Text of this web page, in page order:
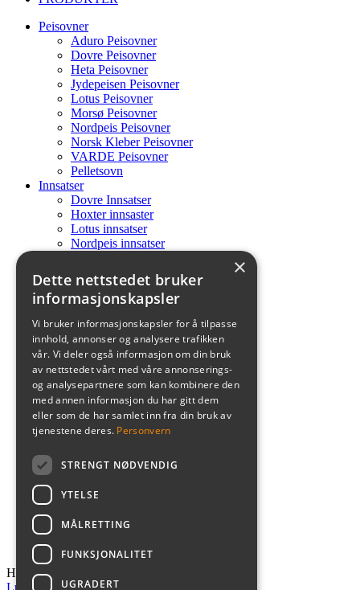
Peisovner
Aduro Peisovner
Dovre Peisovner
Heta Peisovner
Jydepeisen Peisovner
Lotus Peisovner
Morsø Peisovner
Nordpeis Peisovner
Norsk Kleber Peisovner
VARDE Peisovner
Pelletsovn
Innsatser
Dovre Innsatser
Hoxter innsaster
Lotus innsatser
Nordpeis innsatser
Elementpeiser
Lotus Elementpeiser
Nordpeis Elementpeiser
Biopeis
Uteprodukter
Gasspeis
Peis med vannkappe
Tilbehør
Brannmursplater
Gulvplater
Røykrør
Tilbehør peisinnsatser
Ventiler
Tips og veiledning
Om oss
Kontakt oss
Handlekurv
Lukk
×
Dette nettstedet bruker
informasjonskapsler
Vi bruker informasjonskapsler for å tilpasse
innhold, annonser og analysere trafikken
vår. Vi deler også informasjon om din bruk
av nettstedet vårt med våre annonserings-
og analysepartnere som kan kombinere den
med annen informasjon du har gitt dem
eller som de har samlet inn fra din bruk av
tjenestene deres. Personvern
STRENGT NØDVENDIG
YTELSE
MÅLRETTING
FUNKSJONALITET
UGRADERT